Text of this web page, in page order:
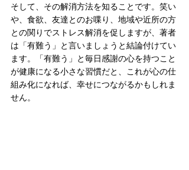
そして、その解消方法を知ることです。笑い
や、食欲、友達とのお喋り、地域や近所の方
との関りでストレス解消を促しますが、著者
は「有難う」と言いましょうと結論付けてい
ます。「有難う」と毎日感謝の心を持つこと
が健康になる小さな習慣だと、これが心の仕
組み化になれば、幸せにつながるかもしれま
せん。